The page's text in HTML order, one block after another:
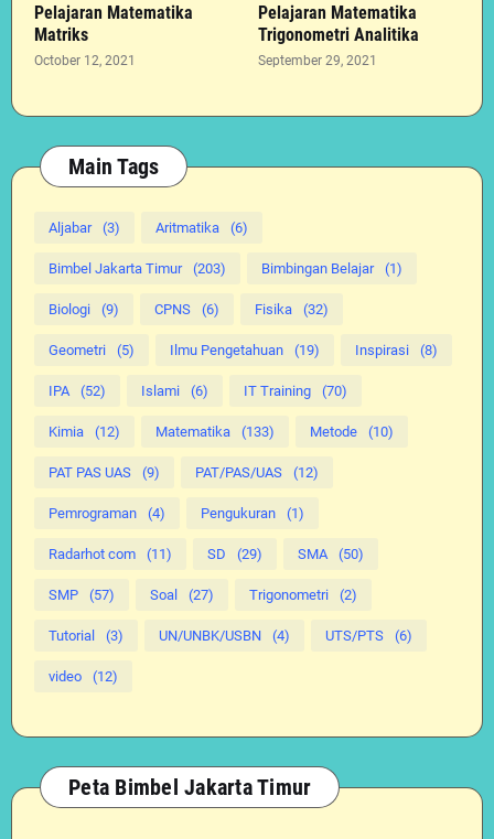
Pelajaran Matematika
Matriks
October 12, 2021
Pelajaran Matematika
Trigonometri Analitika
September 29, 2021
Main Tags
Aljabar (3) Aritmatika (6)
Bimbel Jakarta Timur (203) Bimbingan Belajar (1)
Biologi (9) CPNS (6) Fisika (32)
Geometri (5) Ilmu Pengetahuan (19) Inspirasi (8)
IPA (52) Islami (6) IT Training (70)
Kimia (12) Matematika (133) Metode (10)
PAT PAS UAS (9) PAT/PAS/UAS (12)
Pemrograman (4) Pengukuran (1)
Radarhot com (11) SD (29) SMA (50)
SMP (57) Soal (27) Trigonometri (2)
Tutorial (3) UN/UNBK/USBN (4) UTS/PTS (6)
video (12)
Peta Bimbel Jakarta Timur